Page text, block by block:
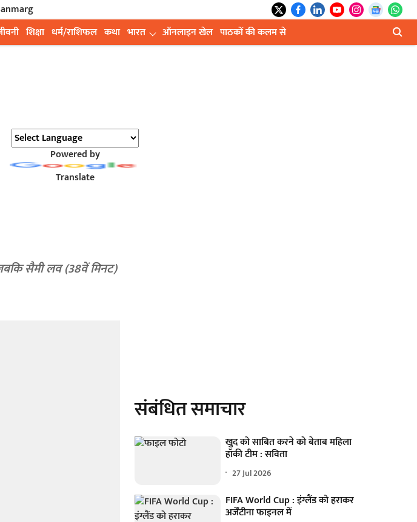
शिक्षा धर्म/राशिफल कथा भारत ऑनलाइन खेल पाठकों की कलम से
Powered by
Translate
सैमी लव (38वें मिनट)
संबंधित समाचार
खुद को साबित करने को बेताब महिला
हॉकी टीम : सविता
27 Jul 2026
FIFA World Cup : इंग्लैंड को हराकर
अर्जेंटीना फाइनल में